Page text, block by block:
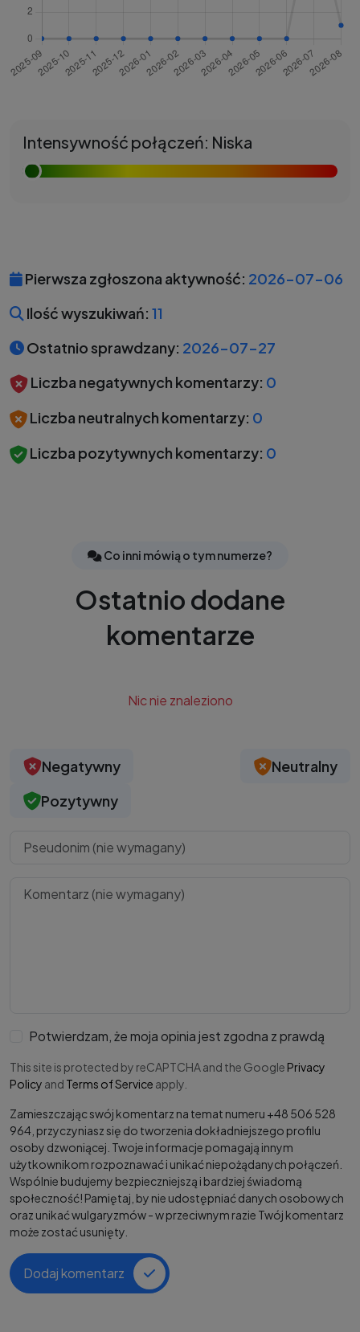
Intensywność połączeń: Niska
Pierwsza zgłoszona aktywność: 2026-07-06
Ilość wyszukiwań: 11
Ostatnio sprawdzany: 2026-07-27
Liczba negatywnych komentarzy: 0
Liczba neutralnych komentarzy: 0
Liczba pozytywnych komentarzy: 0
Co inni mówią o tym numerze?
Ostatnio dodane
komentarze
Nic nie znaleziono
Negatywny
Neutralny
Pozytywny
Potwierdzam, że moja opinia jest zgodna z prawdą
This site is protected by reCAPTCHA and the Google Privacy
Policy and Terms of Service apply.
Zamieszczając swój komentarz na temat numeru +48 506 528
964, przyczyniasz się do tworzenia dokładniejszego profilu
osoby dzwoniącej. Twoje informacje pomagają innym
użytkownikom rozpoznawać i unikać niepożądanych połączeń.
Wspólnie budujemy bezpieczniejszą i bardziej świadomą
społeczność! Pamiętaj, by nie udostępniać danych osobowych
oraz unikać wulgaryzmów - w przeciwnym razie Twój komentarz
może zostać usunięty.
Dodaj komentarz